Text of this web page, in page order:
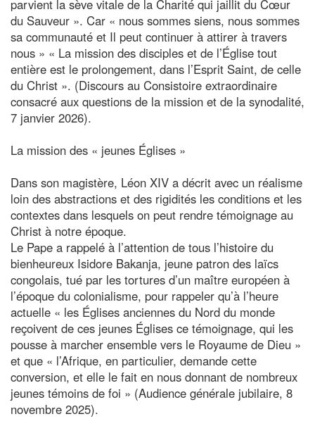
parvient la sève vitale de la Charité qui jaillit du Cœur
du Sauveur ». Car « nous sommes siens, nous sommes
sa communauté et Il peut continuer à attirer à travers
nous » « La mission des disciples et de l’Église tout
entière est le prolongement, dans l’Esprit Saint, de celle
du Christ ». (Discours au Consistoire extraordinaire
consacré aux questions de la mission et de la synodalité,
7 janvier 2026).
La mission des « jeunes Églises »
Dans son magistère, Léon XIV a décrit avec un réalisme
loin des abstractions et des rigidités les conditions et les
contextes dans lesquels on peut rendre témoignage au
Christ à notre époque.
Le Pape a rappelé à l’attention de tous l’histoire du
bienheureux Isidore Bakanja, jeune patron des laïcs
congolais, tué par les tortures d’un maître européen à
l’époque du colonialisme, pour rappeler qu’à l’heure
actuelle « les Églises anciennes du Nord du monde
reçoivent de ces jeunes Églises ce témoignage, qui les
pousse à marcher ensemble vers le Royaume de Dieu »
et que « l’Afrique, en particulier, demande cette
conversion, et elle le fait en nous donnant de nombreux
jeunes témoins de foi » (Audience générale jubilaire, 8
novembre 2025).